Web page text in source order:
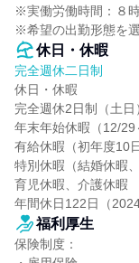
※実働労働時間：８
※希望の出勤形態を
休日・休暇
完全週休二日制
休日・休暇
完全週休2日制（土日
年末年始休暇（12/29
有給休暇（初年度10
特別休暇（結婚休暇
育児休暇、介護休暇
年間休日122日（
福利厚生
保険制度：